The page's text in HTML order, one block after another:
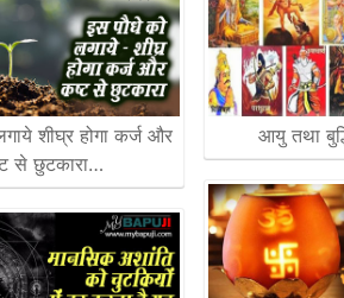
शीघ्र होगा कर्ज और
से छुटकारा…
आयु तथा